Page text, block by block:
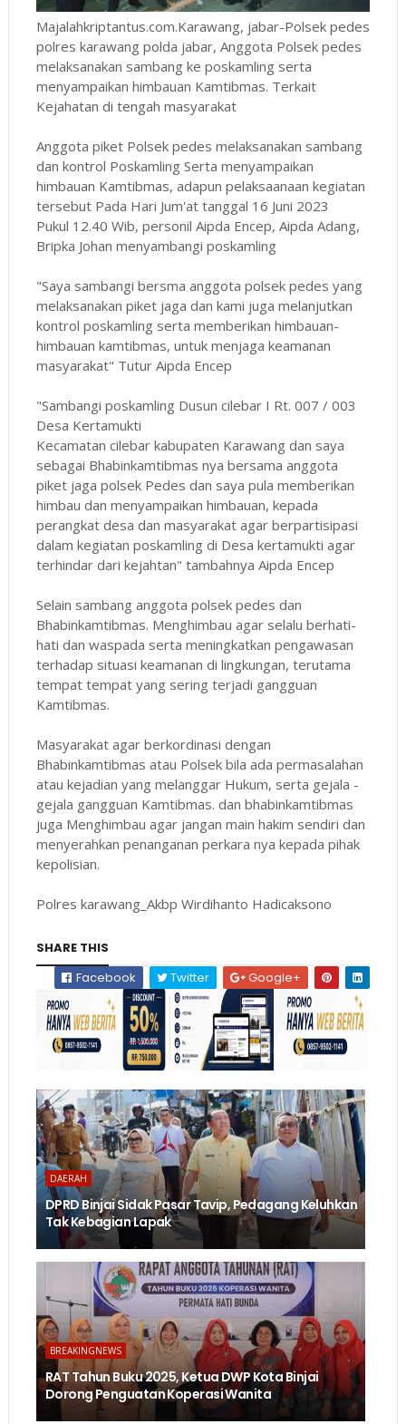
Majalahkriptantus.com.Karawang, jabar-Polsek pedes
polres karawang polda jabar, Anggota Polsek pedes
melaksanakan sambang ke poskamling serta
menyampaikan himbauan Kamtibmas. Terkait
Kejahatan di tengah masyarakat
Anggota piket Polsek pedes melaksanakan sambang
dan kontrol Poskamling Serta menyampaikan
himbauan Kamtibmas, adapun pelaksaanaan kegiatan
tersebut Pada Hari Jum'at tanggal 16 Juni 2023
Pukul 12.40 Wib, personil Aipda Encep, Aipda Adang,
Bripka Johan menyambangi poskamling
"Saya sambangi bersma anggota polsek pedes yang
melaksanakan piket jaga dan kami juga melanjutkan
kontrol poskamling serta memberikan himbauan-
himbauan kamtibmas, untuk menjaga keamanan
masyarakat" Tutur Aipda Encep
"Sambangi poskamling Dusun cilebar I Rt. 007 / 003
Desa Kertamukti
Kecamatan cilebar kabupaten Karawang dan saya
sebagai Bhabinkamtibmas nya bersama anggota
piket jaga polsek Pedes dan saya pula memberikan
himbau dan menyampaikan himbauan, kepada
perangkat desa dan masyarakat agar berpartisipasi
dalam kegiatan poskamling di Desa kertamukti agar
terhindar dari kejahtan" tambahnya Aipda Encep
Selain sambang anggota polsek pedes dan
Bhabinkamtibmas. Menghimbau agar selalu berhati-
hati dan waspada serta meningkatkan pengawasan
terhadap situasi keamanan di lingkungan, terutama
tempat tempat yang sering terjadi gangguan
Kamtibmas.
Masyarakat agar berkordinasi dengan
Bhabinkamtibmas atau Polsek bila ada permasalahan
atau kejadian yang melanggar Hukum, serta gejala -
gejala gangguan Kamtibmas. dan bhabinkamtibmas
juga Menghimbau agar jangan main hakim sendiri dan
menyerahkan penanganan perkara nya kepada pihak
kepolisian.
Polres karawang_Akbp Wirdihanto Hadicaksono
SHARE THIS
Facebook
Twitter Google+
DAERAH
DPRD Binjai Sidak Pasar Tavip, Pedagang Keluhkan
Tak Kebagian Lapak
BREAKINGNEWS
RAT Tahun Buku 2025, Ketua DWP Kota Binjai
Dorong Penguatan Koperasi Wanita